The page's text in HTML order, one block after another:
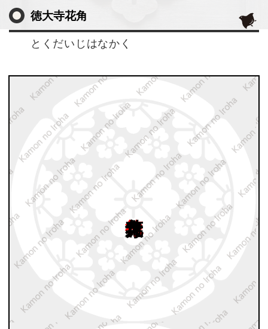
徳大寺花角
とくだいじはなかく